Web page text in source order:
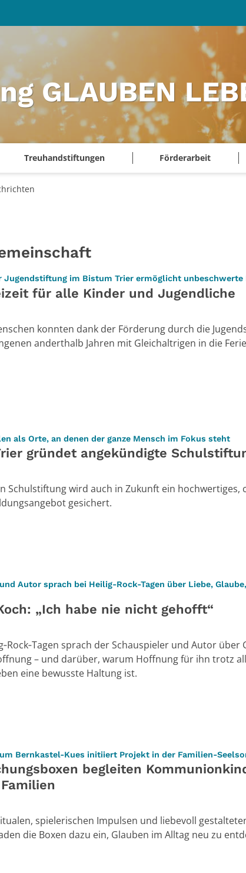
GLAUBEN
Treuhandstiftungen Förderarbeit
Jugendstiftung im Bistum Trier ermöglicht unbeschwerte
für alle Kinder und Jugendliche
konnten dank der Förderung durch die
anderthalb Jahren mit Gleichaltrigen in die
als Orte, an denen der ganze Mensch im Fokus steht:
gründet angekündigte
Schulstiftung wird auch in Zukunft ein hochwertiges,
gesichert.
Autor sprach bei Heilig-Rock-Tagen über Liebe, Glaube,
„Ich habe nie nicht gehofft“
sprach der Schauspieler und Autor über
– und darüber, warum Hoffnung für ihn trotz
eine bewusste Haltung ist.
Bernkastel-Kues initiiert Projekt in der Familien-
begleiten
spielerischen Impulsen und liebevoll
die Boxen dazu ein, Glauben im Alltag neu zu